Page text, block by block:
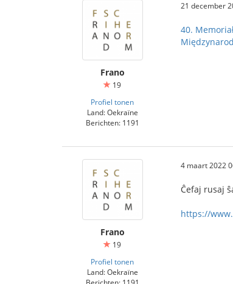
Frano
19
Profiel tonen
Land: Oekraïne
Berichten: 1191
21 december
40.
Frano
19
Profiel tonen
Land: Oekraïne
4 maart 2022
Ĉefaj rusaj
https://